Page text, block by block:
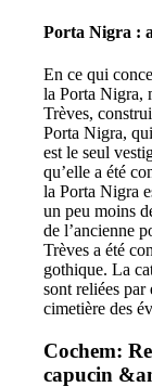
Porta Nigra :
En ce qui
la Porta Nigra,
Trèves,
Porta Nigra,
est le seul
qu’elle a été
la Porta Nigra
un peu moins
de l’ancienne
Trèves a été
gothique. La
sont reliées par
cimetière des
Cochem:
capucin